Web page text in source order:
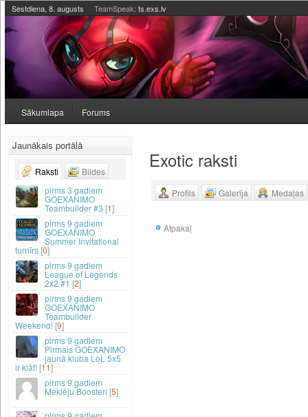
Sestdiena, 8. augusts TeamSpeak: ts.exs.lv
Sākumlapa Forums
Exotic raksti
Profils Galerija Medaļas
Atpakaļ
Jaunākais portālā
Raksti
Bildes
3 gadiem
GOEXANIMO
Teambuilder #3 [1]
9 gadiem
GOEXANIMO
Summer Invitational
turnīrs [0]
9 gadiem
League of Legends
2x2 #1 [2]
9 gadiem
GOEXANIMO
Teambuilder
Weekend! [9]
9 gadiem
Pirmais GOEXANIMO
jaunā kluba LoL 5x5
ir klāt! [11]
9 gadiem
Meklēju Boosteri [5]